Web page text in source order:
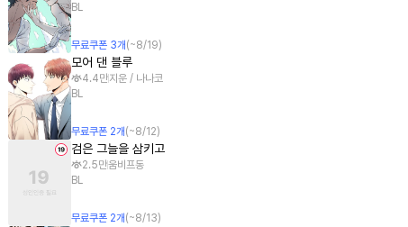
BL
무료쿠폰 3개 (~8/19)
모어 댄 블루
4.4만지운 / 나나코
BL
무료쿠폰 2개 (~8/12)
검은 그늘을 삼키고
2.5만움비프동
BL
무료쿠폰 2개 (~8/13)